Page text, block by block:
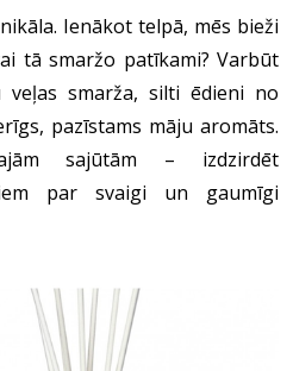
Ienākot telpā, mēs bieži
tā smaržo patīkami? Varbūt
veļas smarža, silti ēdieni no
pazīstams māju aromāts.
sajūtām – izdzirdēt
par svaigi un gaumīgi